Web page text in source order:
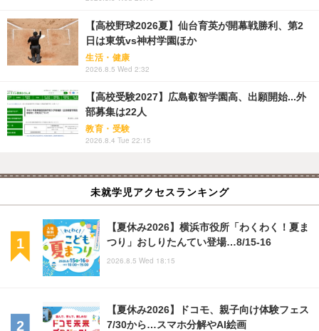
【高校野球2026夏】仙台育英が開幕戦勝利、第2
日は東筑vs神村学園ほか
生活・健康
2026.8.5 Wed 2:32
【高校受験2027】広島叡智学園高、出願開始...外
部募集は22人
教育・受験
2026.8.4 Tue 22:15
未就学児アクセスランキング
【夏休み2026】横浜市役所「わくわく！夏ま
つり」おしりたんてい登場…8/15-16
2026.8.5 Wed 18:15
【夏休み2026】ドコモ、親子向け体験フェス
7/30から…スマホ分解やAI絵画